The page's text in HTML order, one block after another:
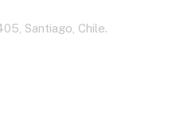
Santiago, Chile.